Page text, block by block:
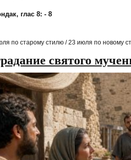
глас 8: - 8
по старому стилю / 23 июля по новому
святого